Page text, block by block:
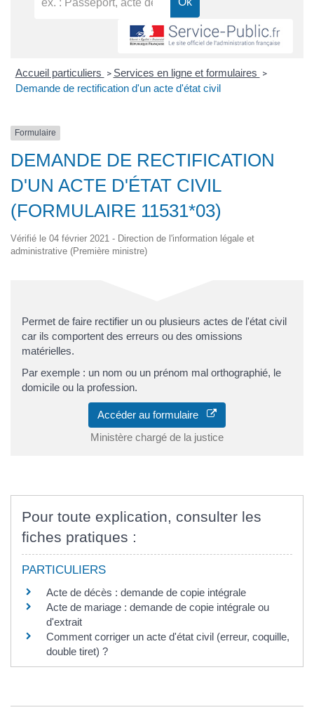
Accueil particuliers > Services en ligne et formulaires >
Demande de rectification d'un acte d'état civil
Formulaire
DEMANDE DE RECTIFICATION
D'UN ACTE D'ÉTAT CIVIL
(FORMULAIRE 11531*03)
Vérifié le 04 février 2021 - Direction de l'information légale et
administrative (Première ministre)
Permet de faire rectifier un ou plusieurs actes de l'état civil
car ils comportent des erreurs ou des omissions
matérielles.
Par exemple : un nom ou un prénom mal orthographié, le
domicile ou la profession.
Accéder au formulaire
Ministère chargé de la justice
Pour toute explication, consulter les
fiches pratiques :
PARTICULIERS
Acte de décès : demande de copie intégrale
Acte de mariage : demande de copie intégrale ou
d'extrait
Comment corriger un acte d'état civil (erreur, coquille,
double tiret) ?